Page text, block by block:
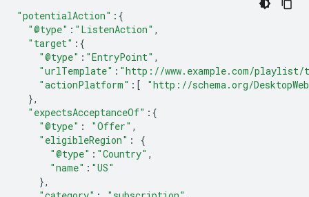
"potentialAction" :{
"@type" : "ListenAction" ,
"target" :{
"@type" : "EntryPoint" ,
"urlTemplate" : "http://www.example.com/playlist/
"actionPlatform" :[
"http://schema.org/
},
"expectsAcceptanceOf" :{
"@type" : "Offer" ,
"eligibleRegion" :
{
"@type" : "Country" ,
"name" : "US"
},